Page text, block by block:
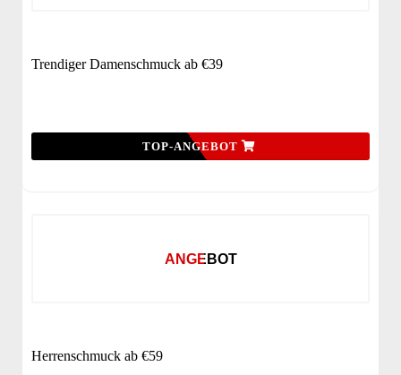
Trendiger Damenschmuck ab €39
TOP-ANGEBOT
ANGEBOT
Herrenschmuck ab €59